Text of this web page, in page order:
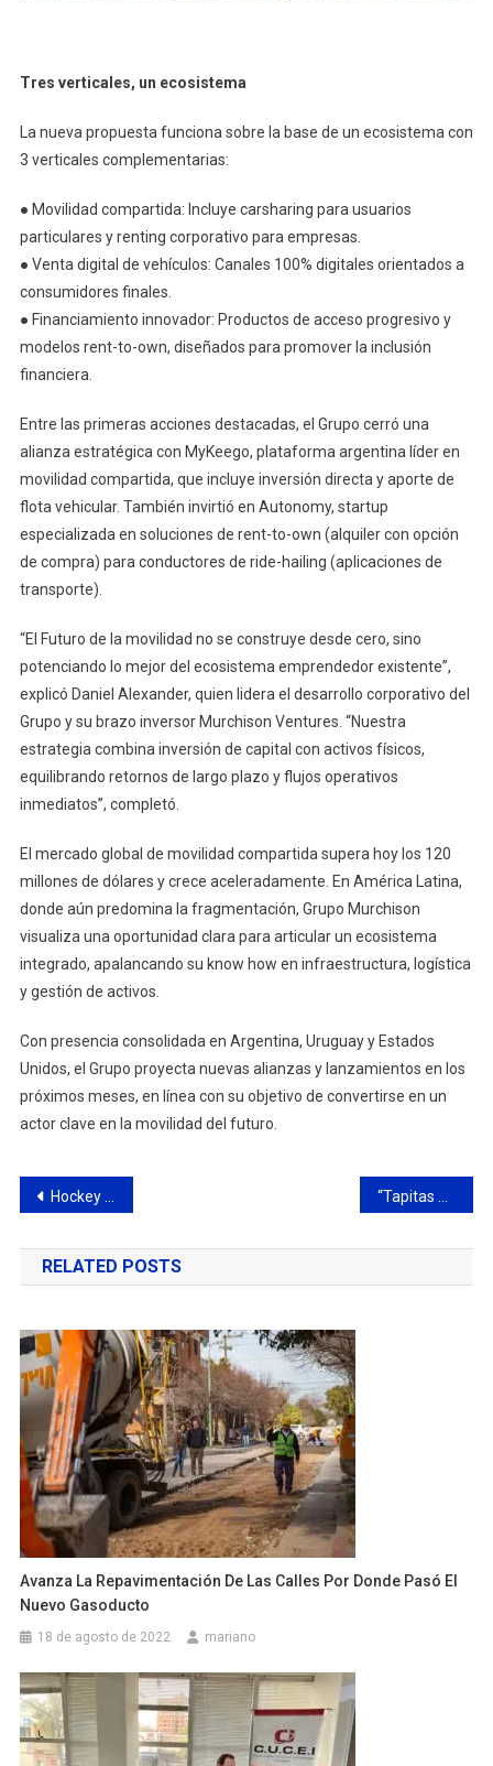
Tres verticales, un ecosistema
La nueva propuesta funciona sobre la base de un ecosistema con
3 verticales complementarias:
● Movilidad compartida: Incluye carsharing para usuarios
particulares y renting corporativo para empresas.
● Venta digital de vehículos: Canales 100% digitales orientados a
consumidores finales.
● Financiamiento innovador: Productos de acceso progresivo y
modelos rent-to-own, diseñados para promover la inclusión
financiera.
Entre las primeras acciones destacadas, el Grupo cerró una
alianza estratégica con MyKeego, plataforma argentina líder en
movilidad compartida, que incluye inversión directa y aporte de
flota vehicular. También invirtió en Autonomy, startup
especializada en soluciones de rent-to-own (alquiler con opción
de compra) para conductores de ride-hailing (aplicaciones de
transporte).
“El Futuro de la movilidad no se construye desde cero, sino
potenciando lo mejor del ecosistema emprendedor existente”,
explicó Daniel Alexander, quien lidera el desarrollo corporativo del
Grupo y su brazo inversor Murchison Ventures. “Nuestra
estrategia combina inversión de capital con activos físicos,
equilibrando retornos de largo plazo y flujos operativos
inmediatos”, completó.
El mercado global de movilidad compartida supera hoy los 120
millones de dólares y crece aceleradamente. En América Latina,
donde aún predomina la fragmentación, Grupo Murchison
visualiza una oportunidad clara para articular un ecosistema
integrado, apalancando su know how en infraestructura, logística
y gestión de activos.
Con presencia consolidada en Argentina, Uruguay y Estados
Unidos, el Grupo proyecta nuevas alianzas y lanzamientos en los
próximos meses, en línea con su objetivo de convertirse en un
actor clave en la movilidad del futuro.
Navegación
de
entradas
Hockey Femenino Campana Boat Club vs. Universidad de La Plata “Tapitas Solidarias” para el hospital Garrahan
RELATED POSTS
Avanza La Repavimentación De Las Calles Por Donde Pasó El
Nuevo Gasoducto
18 de agosto de 2022 mariano